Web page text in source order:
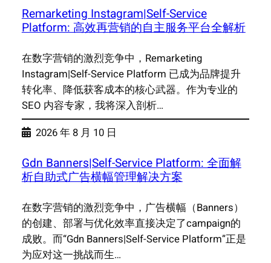
Remarketing Instagram|Self-Service
Platform: 高效再营销的自主服务平台全解析
在数字营销的激烈竞争中，Remarketing
Instagram|Self-Service Platform 已成为品牌提升
转化率、降低获客成本的核心武器。作为专业的
SEO 内容专家，我将深入剖析…
2026 年 8 月 10 日
Gdn Banners|Self-Service Platform: 全面解
析自助式广告横幅管理解决方案
在数字营销的激烈竞争中，广告横幅（Banners）
的创建、部署与优化效率直接决定了campaign的
成败。而“Gdn Banners|Self-Service Platform”正是
为应对这一挑战而生…